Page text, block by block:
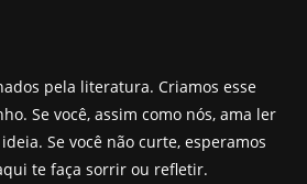
pela literatura. Criamos esse
Se você, assim como nós, ama ler
Se você não curte, esperamos
te faça sorrir ou refletir.